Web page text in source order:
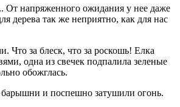
От напряженного ожидания у нее даже
дерева так же неприятно, как для нас
Что за блеск, что за роскошь! Елка
одна из свечек подпалила зеленые
обожглась.
и поспешно затушили огонь.